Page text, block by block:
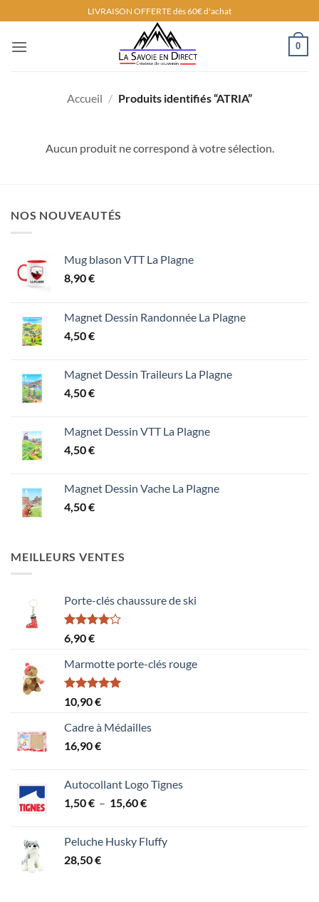
au
contenu
LIVRAISON OFFERTE dès 60€ d'achat
0
Accueil / Produits identifiés “ATRIA”
Aucun produit ne correspond à votre sélection.
NOS NOUVEAUTÉS
Mug blason VTT La Plagne
8,90€
Magnet Dessin Randonnée La Plagne
4,50€
Magnet Dessin Traileurs La Plagne
4,50€
Magnet Dessin VTT La Plagne
4,50€
Magnet Dessin Vache La Plagne
4,50€
MEILLEURS VENTES
Porte-clés chaussure de ski
Note
4.00
5
6,90€
Marmotte porte-clés rouge
Note5.00
sur 5
10,90€
Cadre à Médailles
16,90€
Autocollant Logo Tignes
1,50€ – 15,60€Plage
1,50 €
Peluche Husky Fluffy
28,50€